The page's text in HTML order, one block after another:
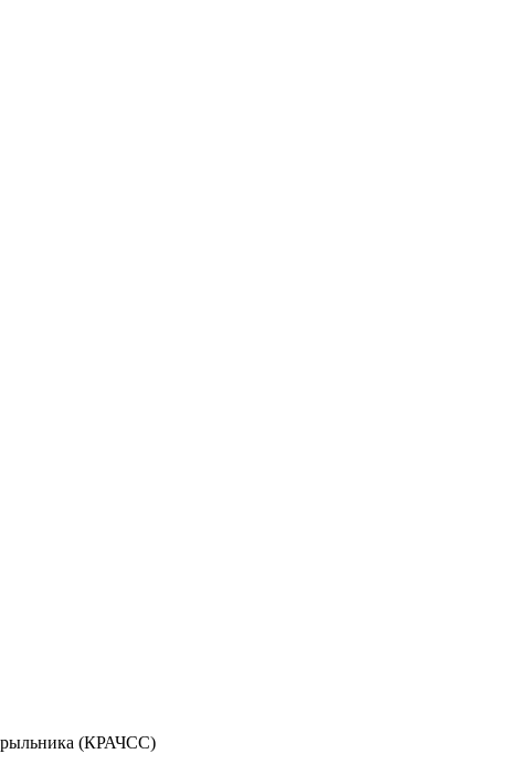
(КРАЧСС)